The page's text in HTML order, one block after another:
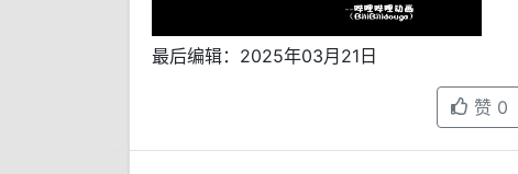
最后编辑：2025年03月21日
赞 0